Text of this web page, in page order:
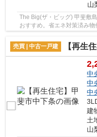
山
The Big(ザ・ビッグ) 甲斐敷
おすすめ。省エネ対策済み
売買 | 中古一戸建
【再生
中
中
中
建
土
山